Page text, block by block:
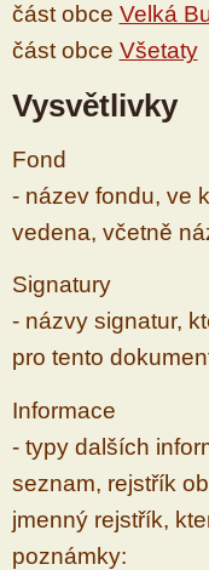
část obce Velká
část obce Všetaty
Vysvětlivky
Fond
- název fondu, ve
vedena, včetně
Signatury
- názvy signatur,
pro tento
Informace
- typy dalších
seznam, rejstřík
jmenný rejstřík,
poznámky: